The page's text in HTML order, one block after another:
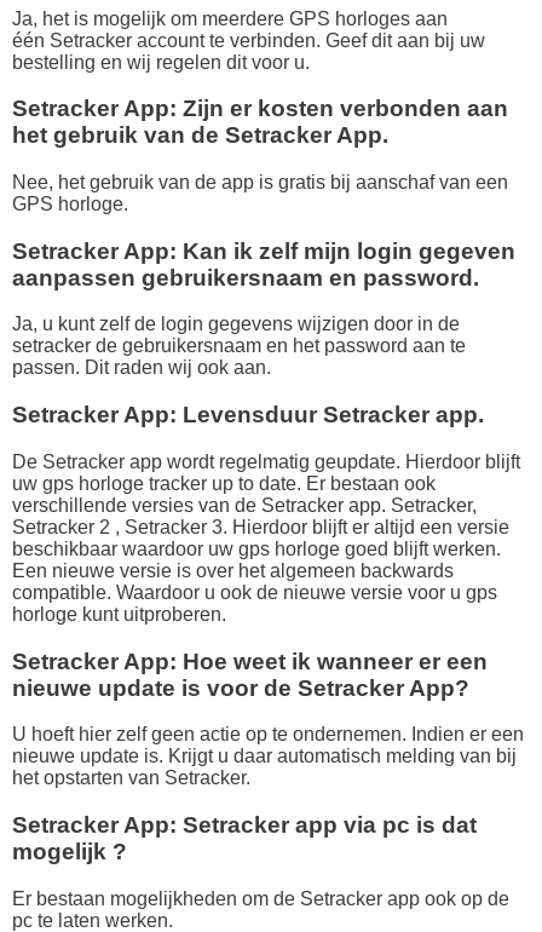
Ja, het is mogelijk om meerdere GPS horloges aan
één Setracker account te verbinden. Geef dit aan bij uw
bestelling en wij regelen dit voor u.
Setracker App: Zijn er kosten verbonden aan
het gebruik van de Setracker App.
Nee, het gebruik van de app is gratis bij aanschaf van een
GPS horloge.
Setracker App: Kan ik zelf mijn login gegeven
aanpassen gebruikersnaam en password.
Ja, u kunt zelf de login gegevens wijzigen door in de
setracker de gebruikersnaam en het password aan te
passen. Dit raden wij ook aan.
Setracker App: Levensduur Setracker app.
De Setracker app wordt regelmatig geupdate. Hierdoor blijft
uw gps horloge tracker up to date. Er bestaan ook
verschillende versies van de Setracker app. Setracker,
Setracker 2 , Setracker 3. Hierdoor blijft er altijd een versie
beschikbaar waardoor uw gps horloge goed blijft werken.
Een nieuwe versie is over het algemeen backwards
compatible. Waardoor u ook de nieuwe versie voor u gps
horloge kunt uitproberen.
Setracker App: Hoe weet ik wanneer er een
nieuwe update is voor de Setracker App?
U hoeft hier zelf geen actie op te ondernemen. Indien er een
nieuwe update is. Krijgt u daar automatisch melding van bij
het opstarten van Setracker.
Setracker App: Setracker app via pc is dat
mogelijk ?
Er bestaan mogelijkheden om de Setracker app ook op de
pc te laten werken.